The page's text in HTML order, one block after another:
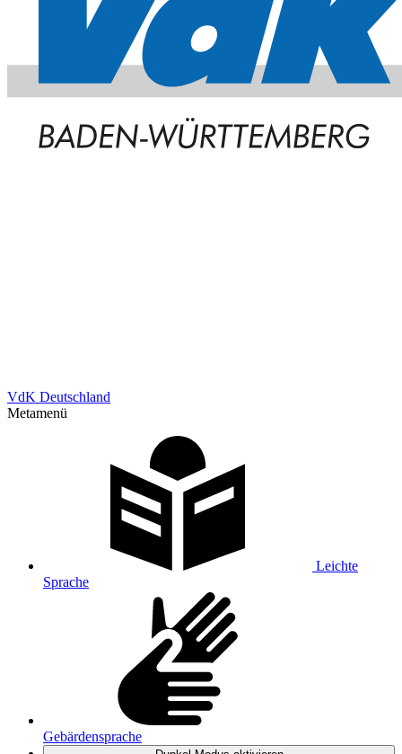
VdK Deutschland
Metamenü
Leichte
Sprache
Gebärdensprache